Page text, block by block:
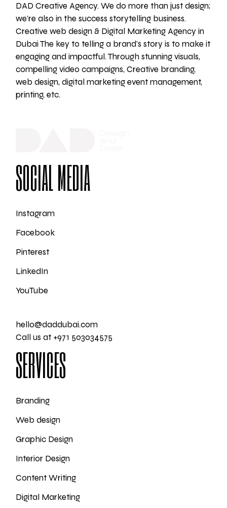
DAD Creative Agency. We do more than just design;
we're also in the success storytelling business.
Creative web design & Digital Marketing Agency in
Dubai The key to telling a brand's story is to make it
engaging and impactful. Through stunning visuals,
compelling video campaigns, Creative branding,
web design, digital marketing event management,
printing, etc.
SOCIAL MEDIA
Instagram
Facebook
Pinterest
LinkedIn
YouTube
hello@daddubai.com
Call us at +971 503034575
SERVICES
Branding
Web design
Graphic Design
Interior Design
Content Writing
Digital Marketing